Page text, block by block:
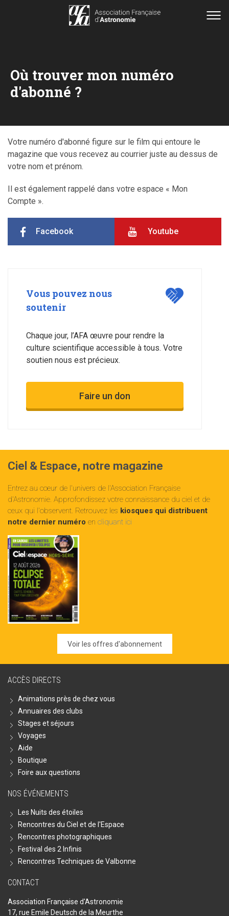
Où trouver mon numéro
d'abonné ?
Votre numéro d'abonné figure sur le film qui entoure le
magazine que vous recevez au courrier juste au dessus de
votre nom et prénom.
Il est également rappelé dans votre espace « Mon
Compte ».
Facebook Youtube
Vous pouvez nous
soutenir
Chaque jour, l’AFA œuvre pour rendre la
culture scientifique accessible à tous. Votre
soutien nous est précieux.
Faire un don
Ciel & Espace, notre magazine
Entrez au cœur de l'univers de l'Association Française
d'Astronomie. Approfondissez votre connaissance du ciel et de
ceux qui l'observent. Retrouvez les kiosques qui distribuent
notre dernier numéro en cliquant ici
Voir les offres d'abonnement
ACCÈS DIRECTS
Animations près de chez vous
Annuaires des clubs
Stages et séjours
Voyages
Aide
Boutique
Foire aux questions
NOS ÉVÉNEMENTS
Les Nuits des étoiles
Rencontres du Ciel et de l'Espace
Rencontres photographiques
Festival des 2 Infinis
Rencontres Techniques de Valbonne
CONTACT
Association Française d'Astronomie
17, rue Emile Deutsch de la Meurthe